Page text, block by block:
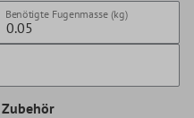
Benötigte Fugenmasse (kg)
Zubehör